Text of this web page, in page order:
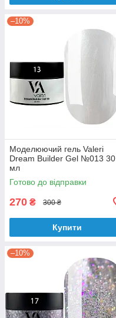
–10%
Моделюючий гель Valeri
Dream Builder Gel №013 30
мл
Готово до відправки
270 ₴ 300 ₴
Купити
–10%